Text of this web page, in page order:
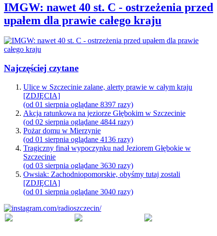
IMGW: nawet 40 st. C - ostrzeżenia przed
upałem dla prawie całego kraju
Najczęściej czytane
Ulice w Szczecinie zalane, alerty prawie w całym kraju
[ZDJĘCIA]
(od 01 sierpnia oglądane 8397 razy)
Akcja ratunkowa na jeziorze Głębokim w Szczecinie
(od 02 sierpnia oglądane 4844 razy)
Pożar domu w Mierzynie
(od 01 sierpnia oglądane 4136 razy)
Tragiczny finał wypoczynku nad Jeziorem Głębokie w
Szczecinie
(od 03 sierpnia oglądane 3630 razy)
Owsiak: Zachodniopomorskie, obyśmy tutaj zostali
[ZDJĘCIA]
(od 01 sierpnia oglądane 3040 razy)